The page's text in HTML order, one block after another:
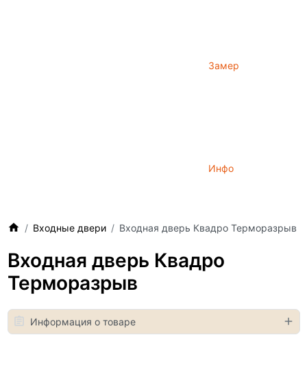
Замер
Инфо
Входные двери Входная дверь Квадро Терморазрыв
Входная дверь Квадро
Терморазрыв
Информация о товаре